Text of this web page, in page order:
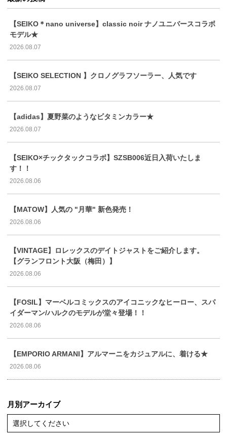
【SEIKO＊nano universe】classic noir ナノユニバースコラボ
モデル★
2026.08.07
【SEIKO SELECTION 】クロノグラフソーラー、人気です
2026.08.07
【adidas】夏野菜のようなビタミンカラー★
2026.08.07
【SEIKO×チックタックコラボ】SZSB006近日入荷いたしま
す！！
2026.08.06
【MATOW】人気の "月華" 新色発売！
2026.08.06
【VINTAGE】ロレックスのデイトジャストをご紹介します。
【グランフロント大阪（梅田）】
2026.08.06
【FOSIL】マーベルコミックスのアイコニックなヒーロー、スパ
イダーマン/ハルクのモデルが堂々登場！！
2026.08.06
【EMPORIO ARMANI】アルマーニをカジュアルに、着ける★
2026.08.06
月別アーカイブ
選択してください